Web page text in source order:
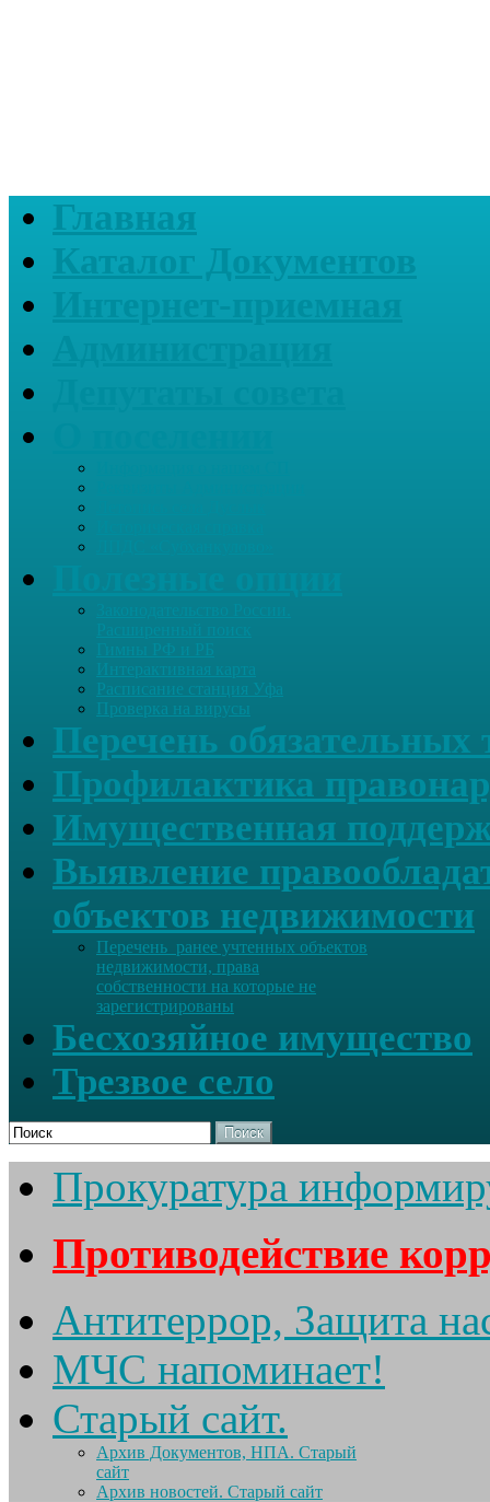
Главная
Каталог Документов
Интерактивная карта
Расписание станция Уфа
Проверка на вирусы
Перечень обязательных
Профилактика
Имущественная
Выявление
объектов недвижимости
Перечень ранее учтенных объектов
недвижимости, права
собственности на которые не
зарегистрированы
Бесхозяйное имущество
Трезвое село
Поиск
Прокуратура
Противодействие
Антитеррор, Защита
МЧС напоминает!
Старый сайт.
Архив Документов, НПА. Старый
сайт
Архив новостей. Старый сайт